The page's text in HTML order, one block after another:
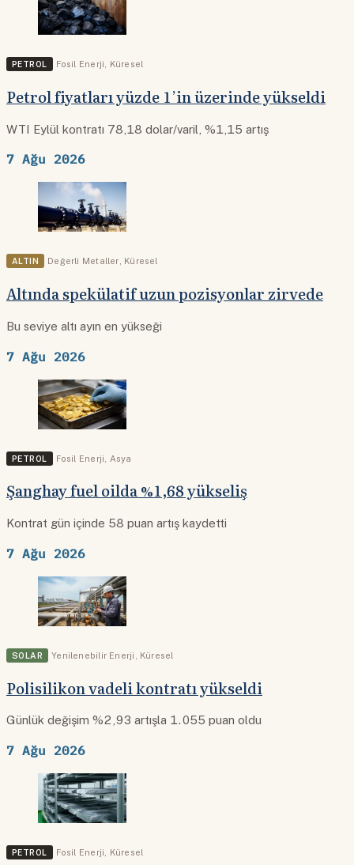
PETROL Fosil Enerji Küresel
Petrol fiyatları yüzde 1’in üzerinde yükseldi
WTI Eylül kontratı 78,18 dolar/varil, %1,15 artış
7 Ağu 2026
ALTIN Değerli Metaller, Küresel
Altında spekülatif uzun pozisyonlar zirvede
Bu seviye altı ayın en yükseği
7 Ağu 2026
PETROL Fosil Enerji Asya
Şanghay fuel oilda %1,68 yükseliş
Kontrat gün içinde 58 puan artış kaydetti
7 Ağu 2026
SOLAR Yenilenebilir Enerji Küresel
Polisilikon vadeli kontratı yükseldi
Günlük değişim %2,93 artışla 1.055 puan oldu
7 Ağu 2026
PETROL Fosil Enerji Küresel